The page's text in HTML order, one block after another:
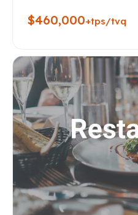
$460,000+tps/tvq